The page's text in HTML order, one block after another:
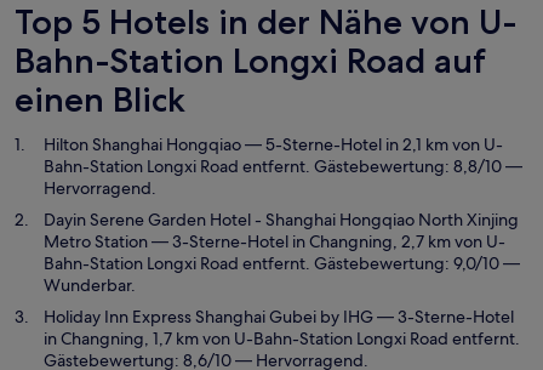
Top 5 Hotels in der Nähe von U-
Bahn-Station Longxi Road auf
einen Blick
Hilton Shanghai Hongqiao— 5-Sterne-Hotel in 2,1 km von U-
Bahn-Station Longxi Road entfernt. Gästebewertung: 8,8/10 —
Hervorragend.
Dayin Serene Garden Hotel - Shanghai Hongqiao North Xinjing
Metro Station— 3-Sterne-Hotel in Changning, 2,7 km von U-
Bahn-Station Longxi Road entfernt. Gästebewertung: 9,0/10 —
Wunderbar.
Holiday Inn Express Shanghai Gubei by IHG— 3-Sterne-Hotel
in Changning, 1,7 km von U-Bahn-Station Longxi Road entfernt.
Gästebewertung: 8,6/10 — Hervorragend.